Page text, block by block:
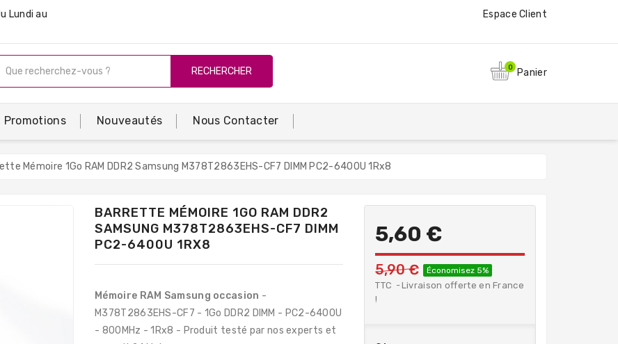
Lundi au
Espace Client
RECHERCHER 0 Panier
Promotions Nouveautés Nous Contacter
Mémoire 1Go RAM DDR2 Samsung M378T2863EHS-CF7 DIMM PC2-6400U 1Rx8
BARRETTE MÉMOIRE 1GO RAM DDR2
SAMSUNG M378T2863EHS-CF7 DIMM
PC2-6400U 1RX8
Mémoire RAM Samsung occasion -
M378T2863EHS-CF7 - 1Go DDR2 DIMM - PC2-6400U
- 800MHz - 1Rx8 - Produit testé par nos experts et
5,60 €
5,90 € Économisez 5%
TTC
Livraison offerte en France
!